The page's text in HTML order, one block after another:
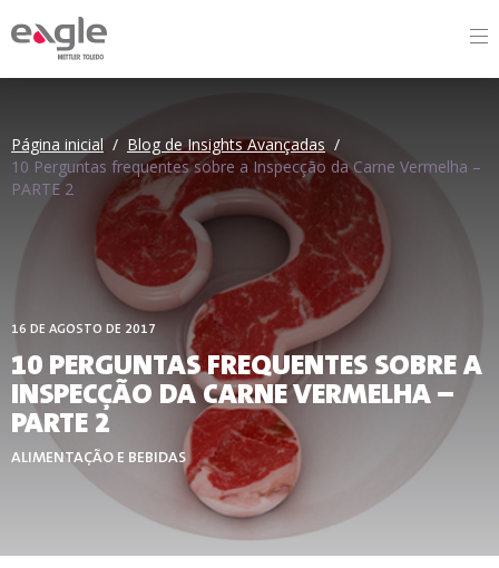
Página inicial / Blog de Insights Avançadas /
10 Perguntas frequentes sobre a Inspecção da Carne Vermelha –
PARTE 2
16 DE AGOSTO DE 2017
10 PERGUNTAS FREQUENTES SOBRE A
INSPECÇÃO DA CARNE VERMELHA –
PARTE 2
ALIMENTAÇÃO E BEBIDAS